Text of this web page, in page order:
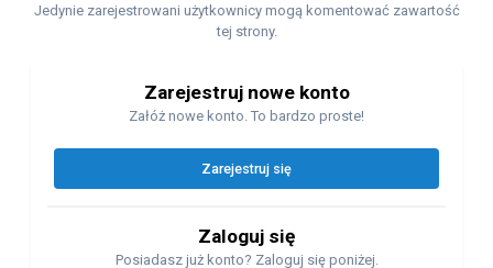
Jedynie zarejestrowani użytkownicy mogą komentować zawartość
tej strony.
Zarejestruj nowe konto
Załóż nowe konto. To bardzo proste!
Zarejestruj się
Zaloguj się
Posiadasz już konto? Zaloguj się poniżej.